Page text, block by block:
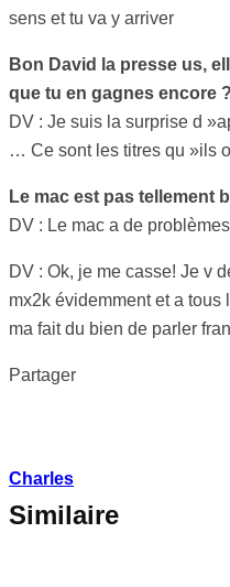
sens et tu va y arriver
Bon David la presse us,
que tu en gagnes encore ?
DV : Je suis la surprise d
… Ce sont les titres qu »ils
Le mac est pas tellement
DV : Le mac a de
DV : Ok, je me casse! Je v
mx2k évidemment et a
ma fait du bien de parler
Partager
Charles
Similaire